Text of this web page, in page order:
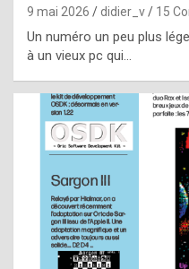
9 mai 2026 didier_v 15
Un numéro un peu plus
à un vieux pc qui…